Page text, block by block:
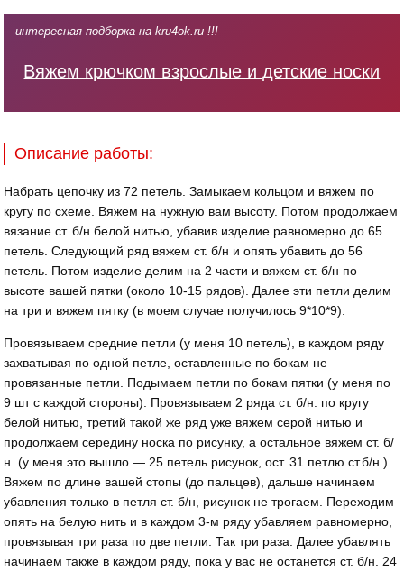
интересная подборка на kru4ok.ru !!!
Вяжем крючком взрослые и детские носки
Описание работы:
Набрать цепочку из 72 петель. Замыкаем кольцом и вяжем по
кругу по схеме. Вяжем на нужную вам высоту. Потом продолжаем
вязание ст. б/н белой нитью, убавив изделие равномерно до 65
петель. Следующий ряд вяжем ст. б/н и опять убавить до 56
петель. Потом изделие делим на 2 части и вяжем ст. б/н по
высоте вашей пятки (около 10-15 рядов). Далее эти петли делим
на три и вяжем пятку (в моем случае получилось 9*10*9).
Провязываем средние петли (у меня 10 петель), в каждом ряду
захватывая по одной петле, оставленные по бокам не
провязанные петли. Подымаем петли по бокам пятки (у меня по
9 шт с каждой стороны). Провязываем 2 ряда ст. б/н. по кругу
белой нитью, третий такой же ряд уже вяжем серой нитью и
продолжаем середину носка по рисунку, а остальное вяжем ст. б/
н. (у меня это вышло — 25 петель рисунок, ост. 31 петлю ст.б/н.).
Вяжем по длине вашей стопы (до пальцев), дальше начинаем
убавления только в петля ст. б/н, рисунок не трогаем. Переходим
опять на белую нить и в каждом 3-м ряду убавляем равномерно,
провязывая три раза по две петли. Так три раза. Далее убавлять
начинаем также в каждом ряду, пока у вас не останется ст. б/н. 24